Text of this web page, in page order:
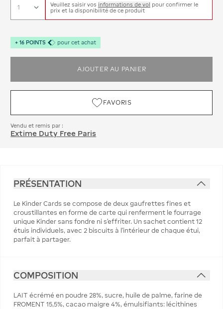
Veuillez saisir vos informations de vol pour confirmer le
prix et la disponibilité de ce produit
+ 16 POINTS pour cet achat
AJOUTER AU PANIER
FAVORIS
Vendu et remis par :
Extime Duty Free Paris
PRÉSENTATION
Le Kinder Cards se compose de deux gaufrettes fines et
croustillantes en forme de carte qui renferment le fourrage
unique Kinder sans fondre ni s'effriter. Un sachet contient 12
étuis individuels, avec 2 biscuits à l'intérieur de chaque étui,
parfait à partager.
COMPOSITION
LAIT écrémé en poudre 28%, sucre, huile de palme, farine de
FROMENT 15,5%, cacao maigre 4%, émulsifiants: lécithines